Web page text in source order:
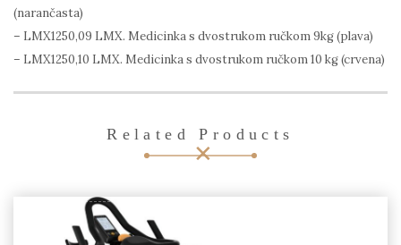
(narančasta)
– LMX1250,09 LMX. Medicinka s dvostrukom ručkom 9kg (plava)
– LMX1250,10 LMX. Medicinka s dvostrukom ručkom 10 kg (crvena)
Related Products